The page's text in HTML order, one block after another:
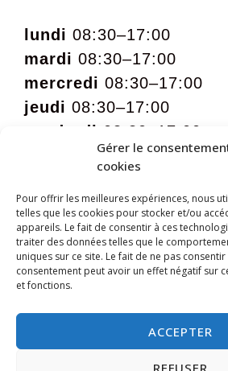
Gérer le
cookies
Pour offrir les meilleures expériences, nous
telles que les cookies pour stocker et/ou
appareils. Le fait de consentir à ces
traiter des données telles que le
uniques sur ce site. Le fait de ne pas
consentement peut avoir un effet négatif sur
et fonctions.
ACCEPTER
REFUSER
lundi 08:30–17:00
mardi 08:30–17:00
mercredi 08:30–17:00
jeudi 08:30–17:00
vendredi 08:30–17:00
09:00 – 12:00